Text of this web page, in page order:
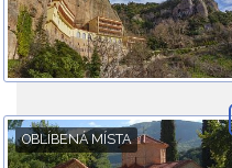
OBLÍBENÁ MÍSTA